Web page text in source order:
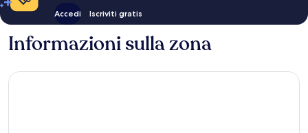
Accedi Iscriviti gratis
Informazioni sulla zona